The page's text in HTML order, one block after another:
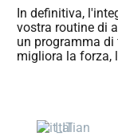
In definitiva,
vostra routine di
un programma
migliora la forza,
Italian